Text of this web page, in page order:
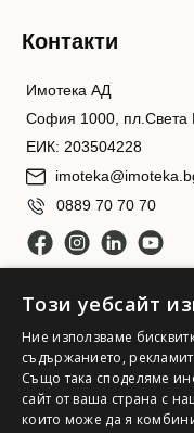
Контакти
Имотека АД
София 1000, пл.Света
ЕИК: 203504228
0889 70 70 70
Имотека
Този уебсайт
Ние използваме
съдържанието,
Също така споделяме
сайт от ваша страна с
които може да я